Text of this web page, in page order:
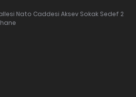
Nato Caddesi Aksev Sokak Sedef 2